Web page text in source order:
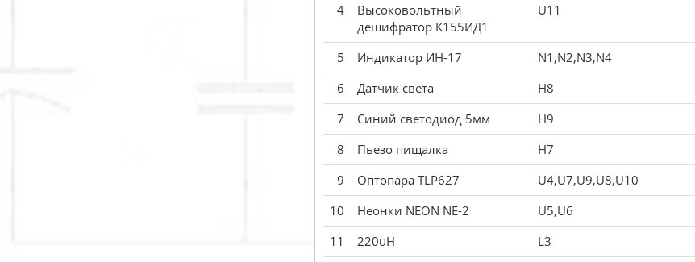
4
Высоковольтный
дешифратор К155ИД1
U11
5 Индикатор ИН-17 N1,N2,N3,N4
6
Датчик света H8
7
Синий светодиод 5мм H9
8
Пьезо пищалка H7
9
Оптопара TLP627 U4,U7,U9,U8,U10
10
Неонки NEON NE-2 U5,U6
11
220uH L3